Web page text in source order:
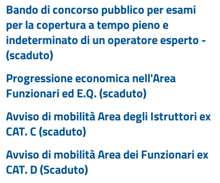
Bando di concorso pubblico per esami
per la copertura a tempo pieno e
indeterminato di un operatore esperto -
(scaduto)
Progressione economica nell'Area
Funzionari ed E.Q. (scaduto)
Avviso di mobilità Area degli Istruttori ex
CAT. C (scaduto)
Avviso di mobilità Area dei Funzionari ex
CAT. D (Scaduto)